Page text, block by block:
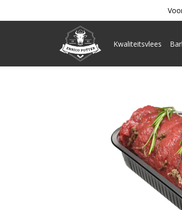
Kwaliteitsvlees